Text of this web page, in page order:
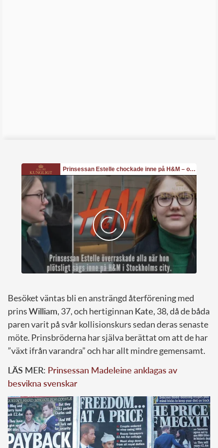
Besöket väntas bli en ansträngd återförening med
prinsWilliam, 37, och hertiginnan Kate, 38, då de båda
paren varit på svår kollisionskurs sedan deras senaste
möte. Prinsbröderna har själva berättat om att de har
”växt ifrån varandra” och har allt mindre gemensamt.
LÄS MER: Prinsessan Madeleine anklagas av
besvikna svenskar